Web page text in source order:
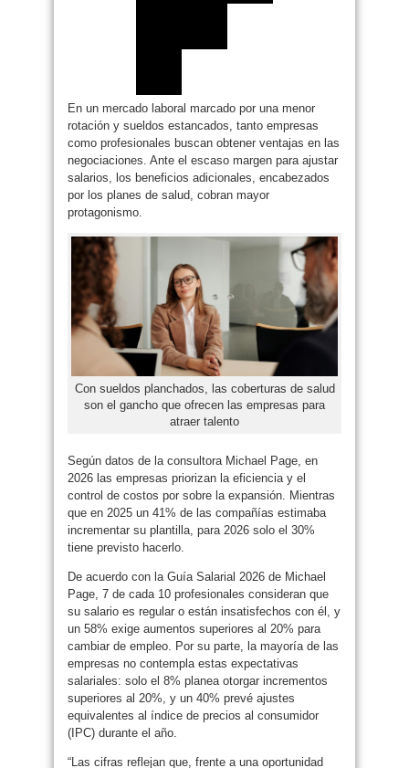
En un mercado laboral marcado por una menor
rotación y sueldos estancados, tanto empresas
como profesionales buscan obtener ventajas en las
negociaciones. Ante el escaso margen para ajustar
salarios, los beneficios adicionales, encabezados
por los planes de salud, cobran mayor
protagonismo.
Con sueldos planchados, las coberturas de salud
son el gancho que ofrecen las empresas para
atraer talento
Según datos de la consultora Michael Page, en
2026 las empresas priorizan la eficiencia y el
control de costos por sobre la expansión. Mientras
que en 2025 un 41% de las compañías estimaba
incrementar su plantilla, para 2026 solo el 30%
tiene previsto hacerlo.
De acuerdo con la Guía Salarial 2026 de Michael
Page, 7 de cada 10 profesionales consideran que
su salario es regular o están insatisfechos con él, y
un 58% exige aumentos superiores al 20% para
cambiar de empleo. Por su parte, la mayoría de las
empresas no contempla estas expectativas
salariales: solo el 8% planea otorgar incrementos
superiores al 20%, y un 40% prevé ajustes
equivalentes al índice de precios al consumidor
(IPC) durante el año.
“Las cifras reflejan que, frente a una oportunidad